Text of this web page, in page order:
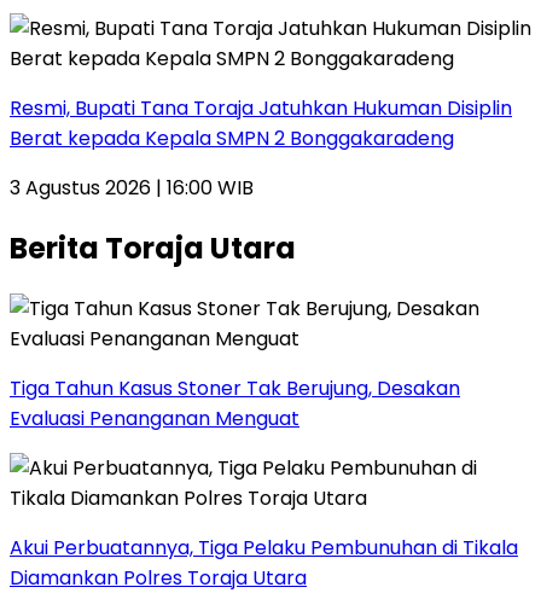
Resmi, Bupati Tana Toraja Jatuhkan Hukuman Disiplin
Berat kepada Kepala SMPN 2 Bonggakaradeng
3 Agustus 2026 | 16:00 WIB
Berita Toraja Utara
Tiga Tahun Kasus Stoner Tak Berujung, Desakan
Evaluasi Penanganan Menguat
Akui Perbuatannya, Tiga Pelaku Pembunuhan di Tikala
Diamankan Polres Toraja Utara